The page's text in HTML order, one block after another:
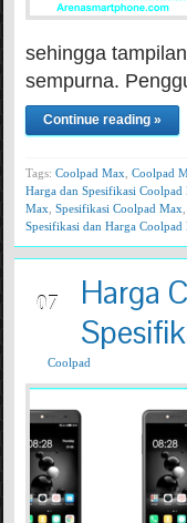
sehingga
sempurna.
Continue reading »
Tags: Coolpad Max Coolpad
Harga dan Spesifikasi Coolpad
Max Spesifikasi Coolpad Max
Spesifikasi dan Harga Coolpad
07
Harga
Coolpad